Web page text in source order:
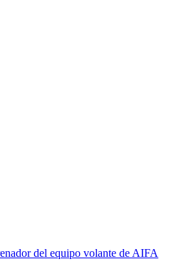
del equipo volante de AIFA